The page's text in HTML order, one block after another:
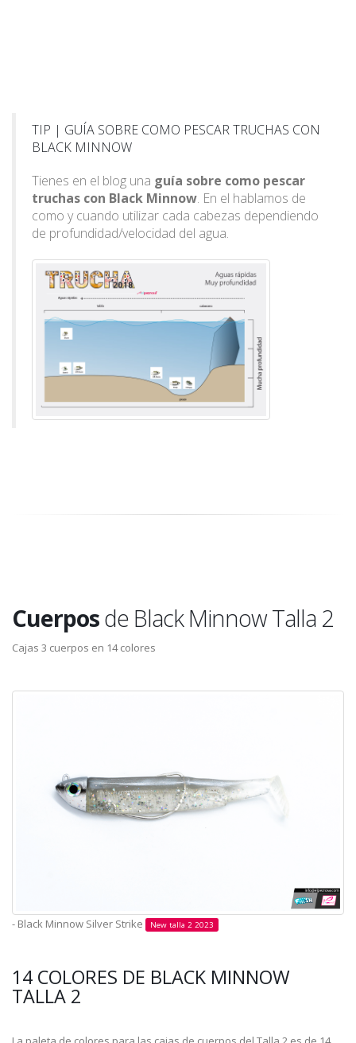
TIP | GUÍA SOBRE COMO PESCAR TRUCHAS CON
BLACK MINNOW
Tienes en el blog una guía sobre como pescar
truchas con Black Minnow. En el hablamos de
como y cuando utilizar cada cabezas dependiendo
de profundidad/velocidad del agua.
Cuerposde Black Minnow Talla 2
Cajas 3 cuerpos en 14 colores
- Black Minnow Silver Strike New talla 2 2023
14 COLORES DE BLACK MINNOW
TALLA 2